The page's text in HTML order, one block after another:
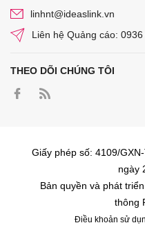
linhnt@ideaslink.vn
Liên hệ Quảng cáo:
THEO DÕI CHÚNG TÔI
Giấy phép số: 4109/
ngày
Bản quyền và phát
thông
Điều khoản sử